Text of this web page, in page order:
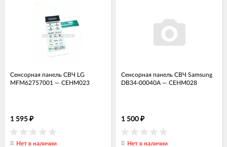
Сенсорная панель СВЧ LG
MFM62757001 — СЕНМ023
1 595 ₽
Нет в наличии
Сенсорная панель СВЧ Samsung
DB34-00040A — СЕНМ028
1 500 ₽
Нет в наличии